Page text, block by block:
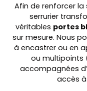
Afin de renforcer
serrurier
véritables portes
sur mesure. Nous
à encastrer ou en
ou multipoints
accompagnées
accès